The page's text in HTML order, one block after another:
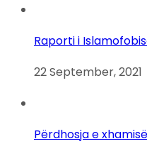
Raporti i
22 September, 2021
Përdhosja e